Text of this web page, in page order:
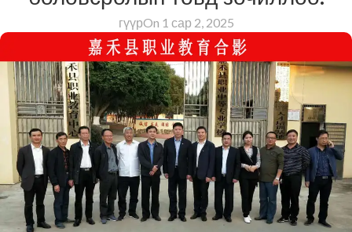
гүүрOn 1 сар 2, 2025